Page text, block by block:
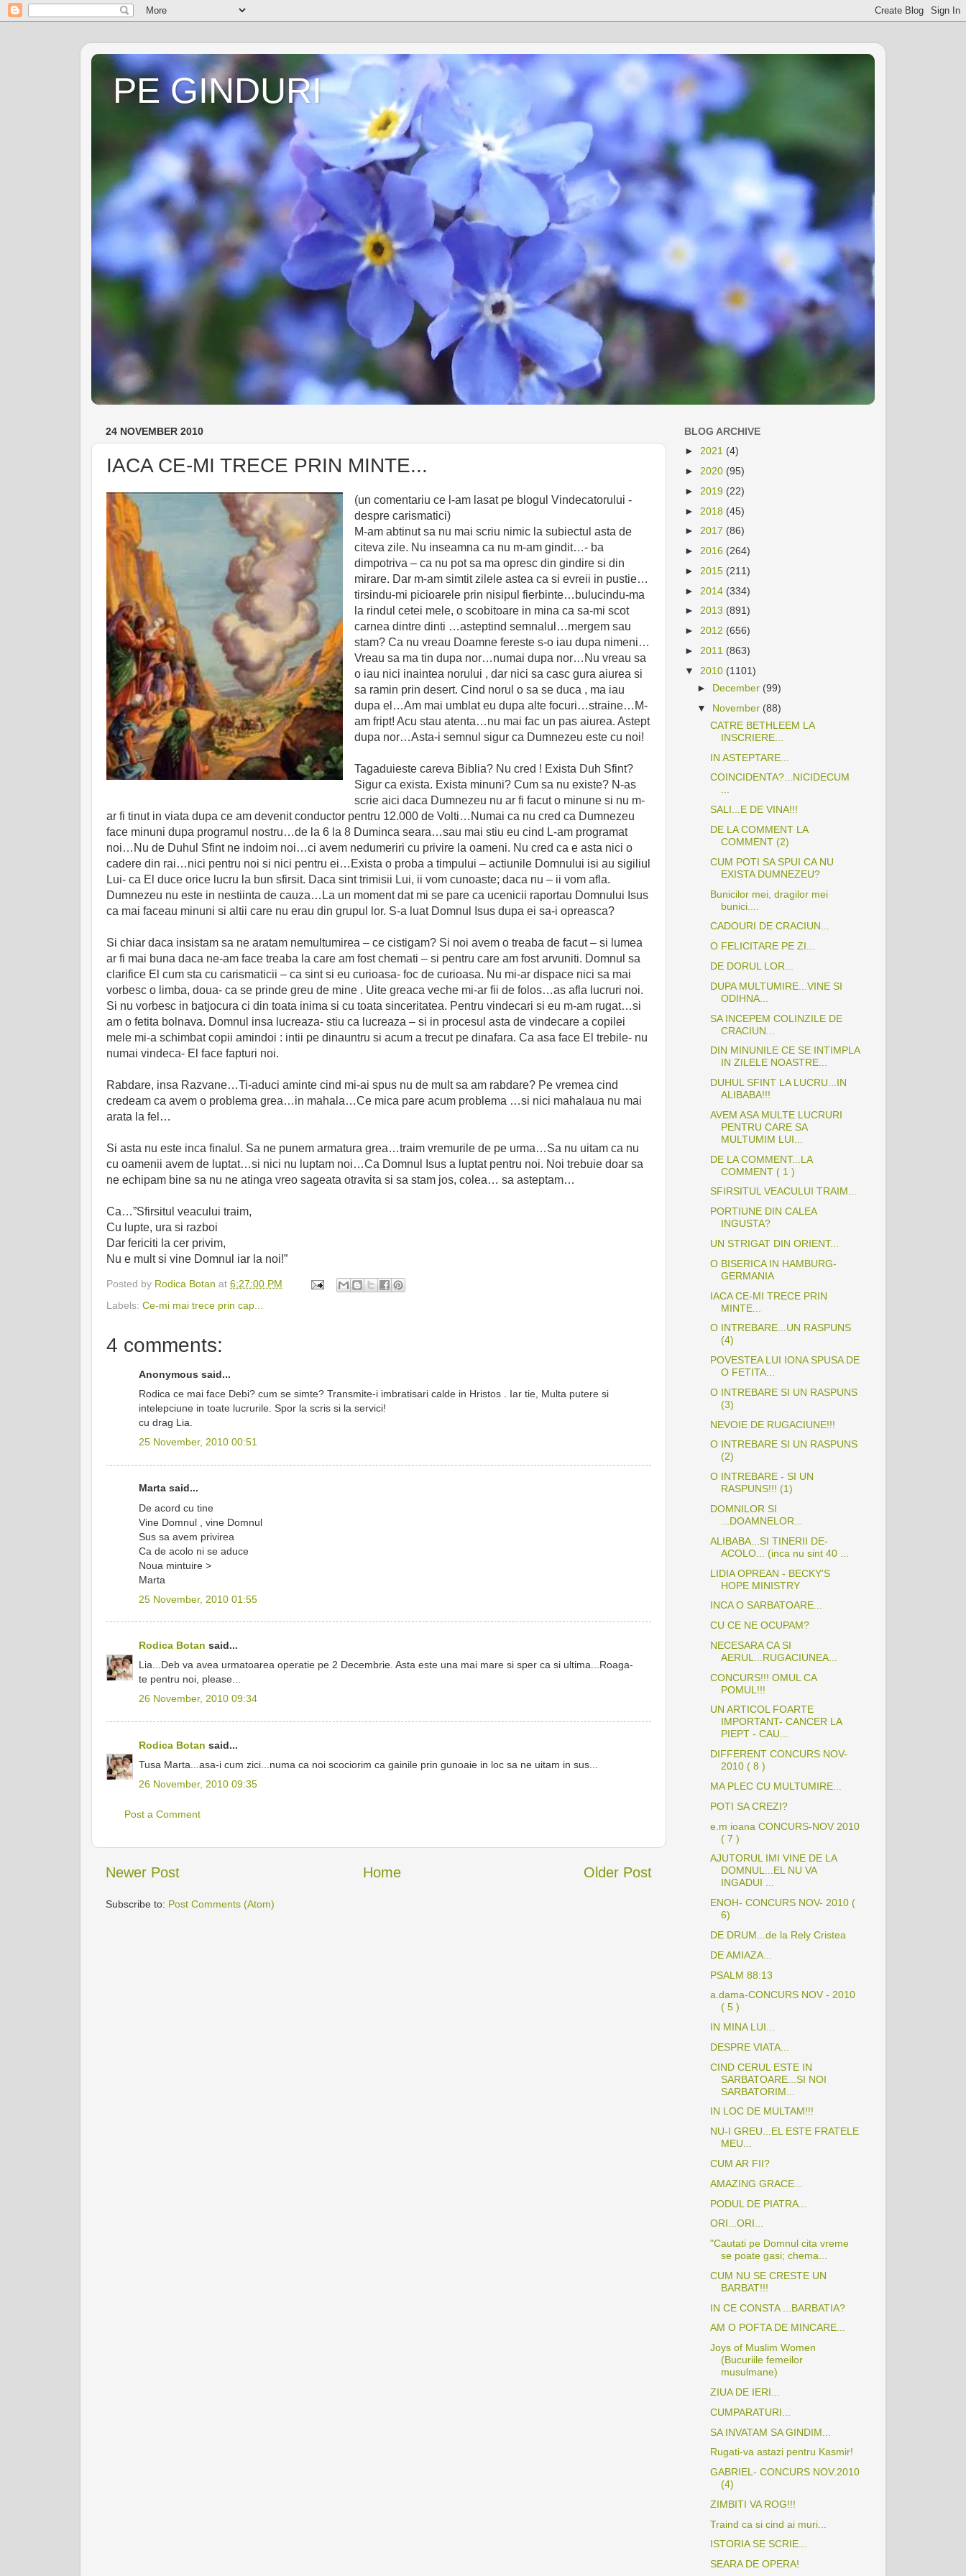
PE GINDURI
24 NOVEMBER 2010
IACA CE-MI TRECE PRIN MINTE...
(un comentariu ce l-am lasat pe blogul Vindecatorului -
despre carismatici)
M-am abtinut sa nu mai scriu nimic la subiectul asta de
citeva zile. Nu inseamna ca nu m-am gindit…- ba
dimpotriva – ca nu pot sa ma opresc din gindire si din
mirare. Dar m-am simtit zilele astea ca si evreii in pustie…
tirsindu-mi picioarele prin nisipul fierbinte…bulucindu-ma
la rindul cetei mele, o scobitoare in mina ca sa-mi scot
carnea dintre dinti …asteptind semnalul…mergem sau
stam? Ca nu vreau Doamne fereste s-o iau dupa nimeni…
Vreau sa ma tin dupa nor…numai dupa nor…Nu vreau sa
o iau nici inaintea norului , dar nici sa casc gura aiurea si
sa ramin prin desert. Cind norul o sa se duca , ma iau
dupa el…Am mai umblat eu dupa alte focuri…straine…M-
am fript! Acu stau atenta…nu mai fac un pas aiurea. Astept
dupa nor…Asta-i semnul sigur ca Dumnezeu este cu noi!
Tagaduieste careva Biblia? Nu cred ! Exista Duh Sfint?
Sigur ca exista. Exista minuni? Cum sa nu existe? N-as
scrie aici daca Dumnezeu nu ar fi facut o minune si nu m-
ar fi tinut in viata dupa ce am devenit conductor pentru 12.000 de Volti…Numai ca nu cred ca Dumnezeu
face minuni dupa programul nostru…de la 6 la 8 Duminca seara…sau mai stiu eu cind L-am programat
noi…Nu de Duhul Sfint ne indoim noi…ci avem nedumeriri cu privire la oameni. Nu cred ca e asta nici o
cadere din rai…nici pentru noi si nici pentru ei…Exista o proba a timpului – actiunile Domnului isi au sigiliul
Lui- ca El duce orice lucru la bun sfirsit. Daca sint trimisii Lui, ii vom cunoaste; daca nu – ii vom afla.
Dumnezeu nu este in nestiinta de cauza…La un moment dat mi se pare ca ucenicii raportau Domnului Isus
ca mai faceau minuni si altii care nu erau din grupul lor. S-a luat Domnul Isus dupa ei sa-i opreasca?
Si chiar daca insistam sa ne aratam nemultumirea – ce cistigam? Si noi avem o treaba de facut – si lumea
ar fi mai buna daca ne-am face treaba la care am fost chemati – si pentru care am fost arvuniti. Domnul sa
clarifice El cum sta cu carismaticii – ca sint si eu curioasa- foc de curioasa. Nu mi-ar dispace nici sa mai
vorbesc o limba, doua- ca se prinde greu de mine . Uite greaca veche mi-ar fii de folos…as afla lucruri noi.
Si nu vorbesc in batjocura ci din toata inima si cu toata sinceritatea. Pentru vindecari si eu m-am rugat…si
am o fetita bolnava. Domnul insa lucreaza- stiu ca lucreaza – si in procesul asta de vindecare a copilei
mele mi-a schimbat copii amindoi : intii pe dinauntru si acum a trecut pe dinafara. Ca asa face El trebile- nu
numai vindeca- El face fapturi noi.
Rabdare, insa Razvane…Ti-aduci aminte cind mi-ai spus nu de mult sa am rabdare? Pe vremea cind
credeam ca avem o problema grea…in mahala…Ce mica pare acum problema …si nici mahalaua nu mai
arata la fel…
Si asta nu este inca finalul. Sa ne punem armatura grea…traim vremurile de pe urma…Sa nu uitam ca nu
cu oamenii avem de luptat…si nici nu luptam noi…Ca Domnul Isus a luptat pentru noi. Noi trebuie doar sa
ne echipam bine sa nu ne atinga vreo sageata otravita si sa stam jos, colea… sa asteptam…
Ca…”Sfirsitul veacului traim,
Cu lupte, ura si razboi
Dar fericiti la cer privim,
Nu e mult si vine Domnul iar la noi!”
Posted by Rodica Botan at 6:27:00 PM
Labels: Ce-mi mai trece prin cap...
4 comments:
Anonymous said...
Rodica ce mai face Debi? cum se simte? Transmite-i imbratisari calde in Hristos . Iar tie, Multa putere si
intelepciune in toate lucrurile. Spor la scris si la servici!
cu drag Lia.
25 November, 2010 00:51
Marta said...
De acord cu tine
Vine Domnul , vine Domnul
Sus sa avem privirea
Ca de acolo ni se aduce
Noua mintuire >
Marta
25 November, 2010 01:55
Rodica Botan said...
Lia...Deb va avea urmatoarea operatie pe 2 Decembrie. Asta este una mai mare si sper ca si ultima...Roaga-
te pentru noi, please...
26 November, 2010 09:34
Rodica Botan said...
Tusa Marta...asa-i cum zici...numa ca noi scociorim ca gainile prin gunoaie in loc sa ne uitam in sus...
26 November, 2010 09:35
Post a Comment
Newer Post Older Post
Home
Subscribe to: Post Comments (Atom)
BLOG ARCHIVE
► 2021 (4)
► 2020 (95)
► 2019 (22)
► 2018 (45)
► 2017 (86)
► 2016 (264)
► 2015 (211)
► 2014 (334)
► 2013 (891)
► 2012 (656)
► 2011 (863)
▼ 2010 (1101)
► December (99)
▼ November (88)
CATRE BETHLEEM LA
INSCRIERE...
IN ASTEPTARE...
COINCIDENTA?...NICIDECUM
...
SALI...E DE VINA!!!
DE LA COMMENT LA
COMMENT (2)
CUM POTI SA SPUI CA NU
EXISTA DUMNEZEU?
Bunicilor mei, dragilor mei
bunici....
CADOURI DE CRACIUN...
O FELICITARE PE ZI...
DE DORUL LOR...
DUPA MULTUMIRE...VINE SI
ODIHNA...
SA INCEPEM COLINZILE DE
CRACIUN...
DIN MINUNILE CE SE INTIMPLA
IN ZILELE NOASTRE...
DUHUL SFINT LA LUCRU...IN
ALIBABA!!!
AVEM ASA MULTE LUCRURI
PENTRU CARE SA
MULTUMIM LUI...
DE LA COMMENT...LA
COMMENT ( 1 )
SFIRSITUL VEACULUI TRAIM...
PORTIUNE DIN CALEA
INGUSTA?
UN STRIGAT DIN ORIENT...
O BISERICA IN HAMBURG-
GERMANIA
IACA CE-MI TRECE PRIN
MINTE...
O INTREBARE...UN RASPUNS
(4)
POVESTEA LUI IONA SPUSA DE
O FETITA...
O INTREBARE SI UN RASPUNS
(3)
NEVOIE DE RUGACIUNE!!!
O INTREBARE SI UN RASPUNS
(2)
O INTREBARE - SI UN
RASPUNS!!! (1)
DOMNILOR SI
...DOAMNELOR...
ALIBABA...SI TINERII DE-
ACOLO... (inca nu sint 40 ...
LIDIA OPREAN - BECKY'S
HOPE MINISTRY
INCA O SARBATOARE...
CU CE NE OCUPAM?
NECESARA CA SI
AERUL...RUGACIUNEA...
CONCURS!!! OMUL CA
POMUL!!!
UN ARTICOL FOARTE
IMPORTANT- CANCER LA
PIEPT - CAU...
DIFFERENT CONCURS NOV-
2010 ( 8 )
MA PLEC CU MULTUMIRE...
POTI SA CREZI?
e.m ioana CONCURS-NOV 2010
( 7 )
AJUTORUL IMI VINE DE LA
DOMNUL...EL NU VA
INGADUI ...
ENOH- CONCURS NOV- 2010 (
6)
DE DRUM...de la Rely Cristea
DE AMIAZA...
PSALM 88:13
a.dama-CONCURS NOV - 2010
( 5 )
IN MINA LUI...
DESPRE VIATA...
CIND CERUL ESTE IN
SARBATOARE...SI NOI
SARBATORIM...
IN LOC DE MULTAM!!!
NU-I GREU...EL ESTE FRATELE
MEU...
CUM AR FII?
AMAZING GRACE...
PODUL DE PIATRA...
ORI...ORI...
"Cautati pe Domnul cita vreme
se poate gasi; chema...
CUM NU SE CRESTE UN
BARBAT!!!
IN CE CONSTA ...BARBATIA?
AM O POFTA DE MINCARE...
Joys of Muslim Women
(Bucuriile femeilor
musulmane)
ZIUA DE IERI...
CUMPARATURI...
SA INVATAM SA GINDIM...
Rugati-va astazi pentru Kasmir!
GABRIEL- CONCURS NOV.2010
(4)
ZIMBITI VA ROG!!!
Traind ca si cind ai muri...
ISTORIA SE SCRIE...
SEARA DE OPERA!